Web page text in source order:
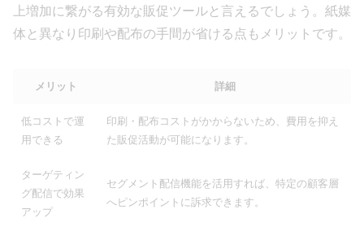
上増加に繋がる有効な販促ツールと言えるでしょう。紙媒
体と異なり印刷や配布の手間が省ける点もメリットです。
メリット 詳細
低コストで運
用できる
印刷・配布コストがかからないため、費用を抑え
た販促活動が可能になります。
ターゲティン
グ配信で効果
アップ
セグメント配信機能を活用すれば、特定の顧客層
へピンポイントに訴求できます。